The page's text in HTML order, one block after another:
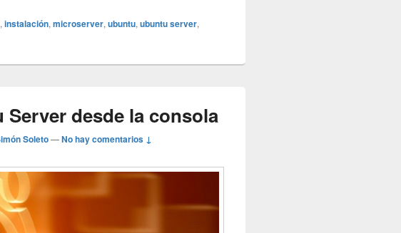
, instalación, microserver, ubuntu, ubuntu server,
desde la consola
Soleto—No hay comentarios ↓